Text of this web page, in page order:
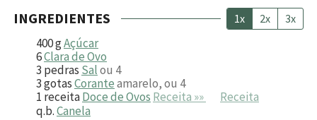
INGREDIENTES 1x 2x 3x
400gAçúcar
6Clara de Ovo
3 pedras Salou 4
3gotasCoranteamarelo, ou 4
1 receitaDoce de Ovos Receita »»
Receita
q.b.Canela